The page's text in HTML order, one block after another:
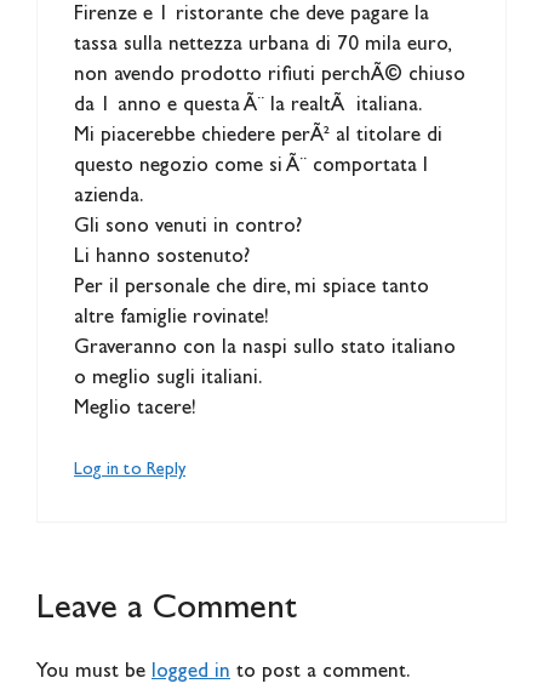
Firenze e 1 ristorante che deve pagare la
tassa sulla nettezza urbana di 70 mila euro,
non avendo prodotto rifiuti perchÃ© chiuso
da 1 anno e questa Ã¨ la realtÃ italiana.
Mi piacerebbe chiedere perÃ² al titolare di
questo negozio come si Ã¨ comportata l
azienda.
Gli sono venuti in contro?
Li hanno sostenuto?
Per il personale che dire, mi spiace tanto
altre famiglie rovinate!
Graveranno con la naspi sullo stato italiano
o meglio sugli italiani.
Meglio tacere!
Log in to Reply
Leave a Comment
You must be logged in to post a comment.